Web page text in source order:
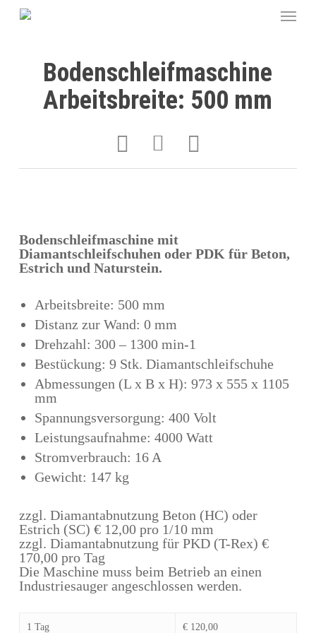
Bodenschleifmaschine
Arbeitsbreite: 500 mm
Bodenschleifmaschine mit
Diamantschleifschuhen oder PDK für Beton,
Estrich und Naturstein.
Arbeitsbreite: 500 mm
Distanz zur Wand: 0 mm
Drehzahl: 300 – 1300 min-1
Bestückung: 9 Stk. Diamantschleifschuhe
Abmessungen (L x B x H): 973 x 555 x 1105
mm
Spannungsversorgung: 400 Volt
Leistungsaufnahme: 4000 Watt
Stromverbrauch: 16 A
Gewicht: 147 kg
zzgl. Diamantabnutzung Beton (HC) oder
Estrich (SC) € 12,00 pro 1/10 mm
zzgl. Diamantabnutzung für PKD (T-Rex) €
170,00 pro Tag
Die Maschine muss beim Betrieb an einen
Industriesauger angeschlossen werden.
1 Tag € 120,00